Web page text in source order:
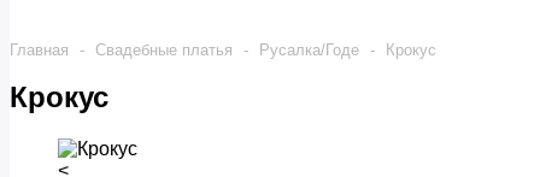
Главная - Свадебные платья - Русалка/Годе - Крокус
Крокус
˂